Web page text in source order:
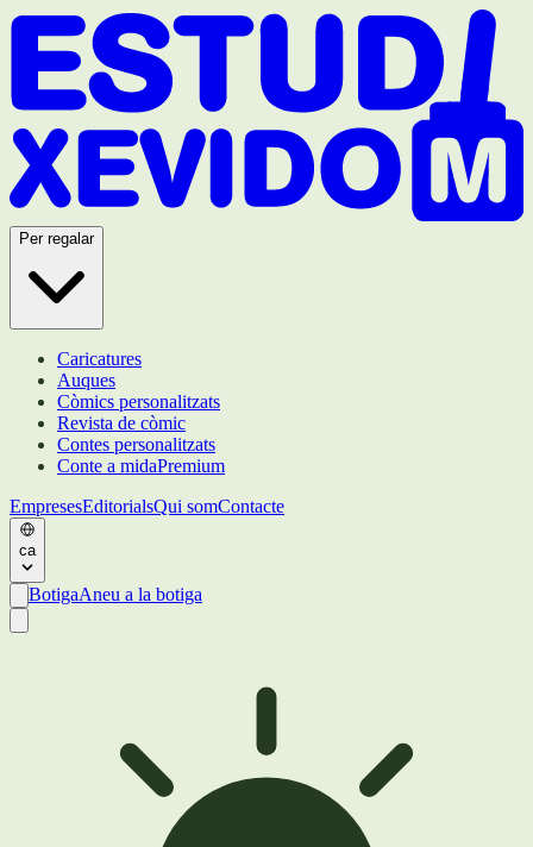
Per regalar
Caricatures
Auques
Còmics personalitzats
Revista de còmic
Contes personalitzats
Conte a midaPremium
EmpresesEditorialsQui somContacte
ca
BotigaAneu a la botiga